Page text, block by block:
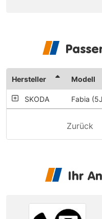
Hersteller Modell
SKODA Fabia
Zurück
Ihr